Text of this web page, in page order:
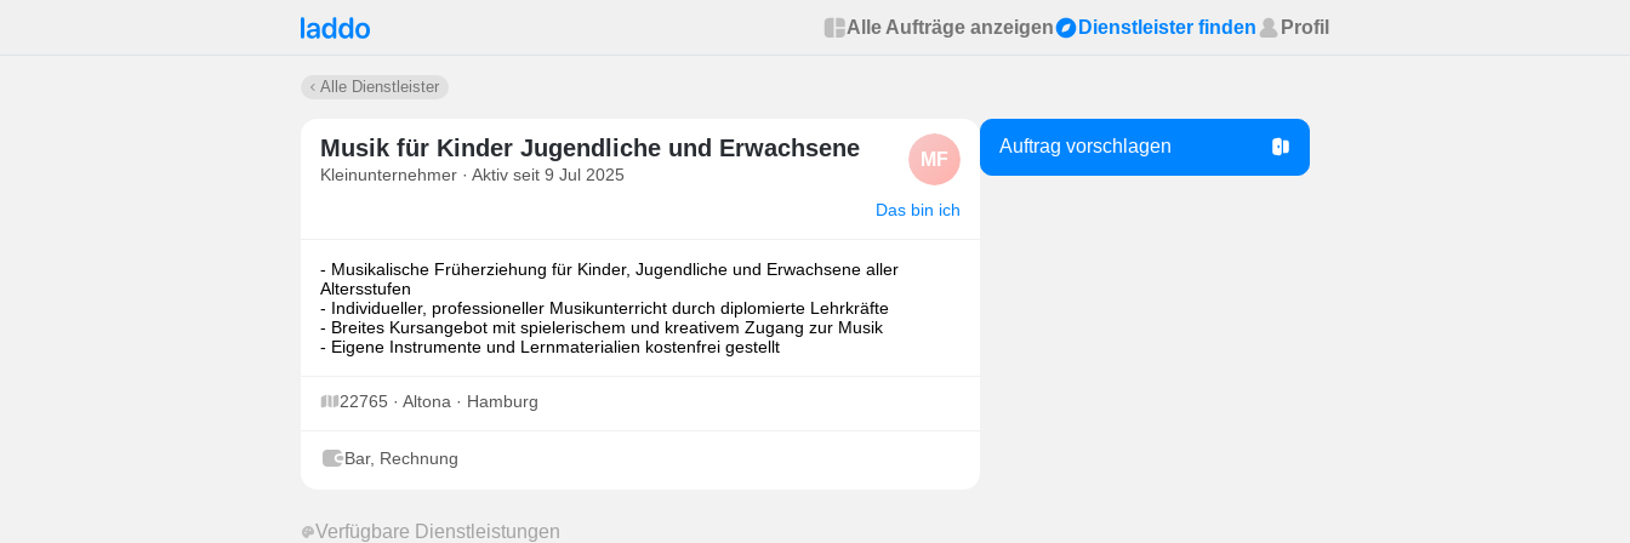
Alle Aufträge anzeigen Dienstleister finden Profil
Alle Dienstleister
Musik für Kinder Jugendliche und Erwachsene
Kleinunternehmer · Aktiv seit 9 Jul 2025
MF
Das bin ich
- Musikalische Früherziehung für Kinder, Jugendliche und Erwachsene aller
Altersstufen
- Individueller, professioneller Musikunterricht durch diplomierte Lehrkräfte
- Breites Kursangebot mit spielerischem und kreativem Zugang zur Musik
- Eigene Instrumente und Lernmaterialien kostenfrei gestellt
22765 · Altona · Hamburg
Bar, Rechnung
Verfügbare Dienstleistungen
Auftrag vorschlagen